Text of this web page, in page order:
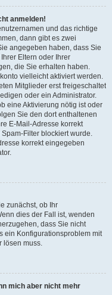
anmelden!
und das richtige
dann gibt es zwei
angegeben haben, dass Sie
Eltern oder Ihrer
die Sie erhalten haben.
vielleicht aktiviert werden.
Mitglieder erst freigeschaltet
oder ein Administrator.
eine Aktivierung nötig ist oder
Sie den dort enthaltenen
E-Mail-Adresse korrekt
Filter blockiert wurde.
korrekt eingegeben
zunächst, ob Ihr
dies der Fall ist, wenden
dass Sie nicht
ein Konfigurationsproblem mit
lösen muss.
mich aber nicht mehr